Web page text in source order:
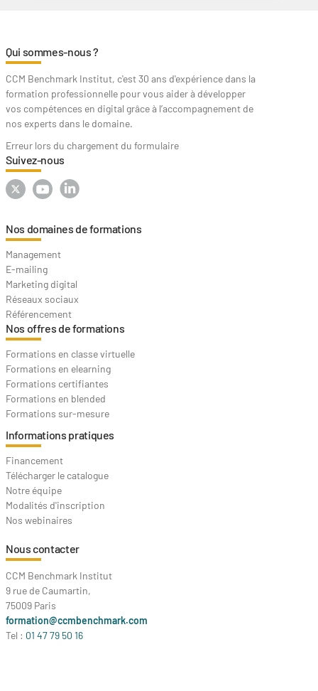
Qui sommes-nous ?
CCM Benchmark Institut, c'est 30 ans d'expérience dans la
formation professionnelle pour vous aider à développer
vos compétences en digital grâce à l’accompagnement de
nos experts dans le domaine.
Erreur lors du chargement du formulaire
Suivez-nous
Nos domaines de formations
Management
E-mailing
Marketing digital
Réseaux sociaux
Référencement
Nos offres de formations
Formations en classe virtuelle
Formations en elearning
Formations certifiantes
Formations en blended
Formations sur-mesure
Informations pratiques
Financement
Télécharger le catalogue
Notre équipe
Modalités d'inscription
Nos webinaires
Nous contacter
CCM Benchmark Institut
9 rue de Caumartin,
75009 Paris
formation@ccmbenchmark.com
Tel : 01 47 79 50 16